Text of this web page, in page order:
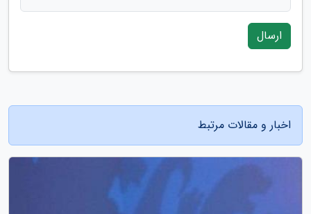
ارسال
اخبار و مقالات مرتبط